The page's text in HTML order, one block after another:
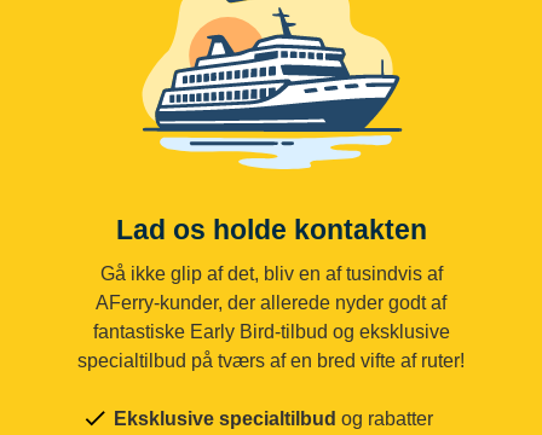
Lad os holde kontakten
Gå ikke glip af det, bliv en af tusindvis af
AFerry-kunder, der allerede nyder godt af
fantastiske Early Bird-tilbud og eksklusive
specialtilbud på tværs af en bred vifte af ruter!
Eksklusive specialtilbud og rabatter